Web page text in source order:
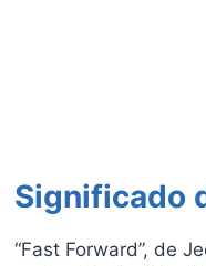
Significado
“Fast Forward”, de